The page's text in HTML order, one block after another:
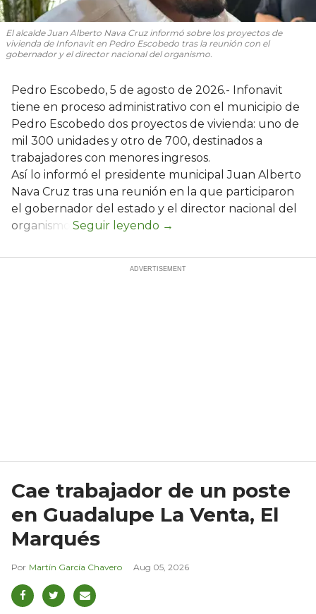
El alcalde Juan Alberto Nava Cruz informó sobre los proyectos de
vivienda de Infonavit en Pedro Escobedo tras la reunión con el
gobernador y el director nacional del organismo.
Pedro Escobedo, 5 de agosto de 2026.- Infonavit
tiene en proceso administrativo con el municipio de
Pedro Escobedo dos proyectos de vivienda: uno de
mil 300 unidades y otro de 700, destinados a
trabajadores con menores ingresos.
Así lo informó el presidente municipal Juan Alberto
Nava Cruz tras una reunión en la que participaron
el gobernador del estado y el director nacional del
organismo.
Cae trabajador de un poste
en Guadalupe La Venta, El
Marqués
Martín García Chavero Aug 05, 2026